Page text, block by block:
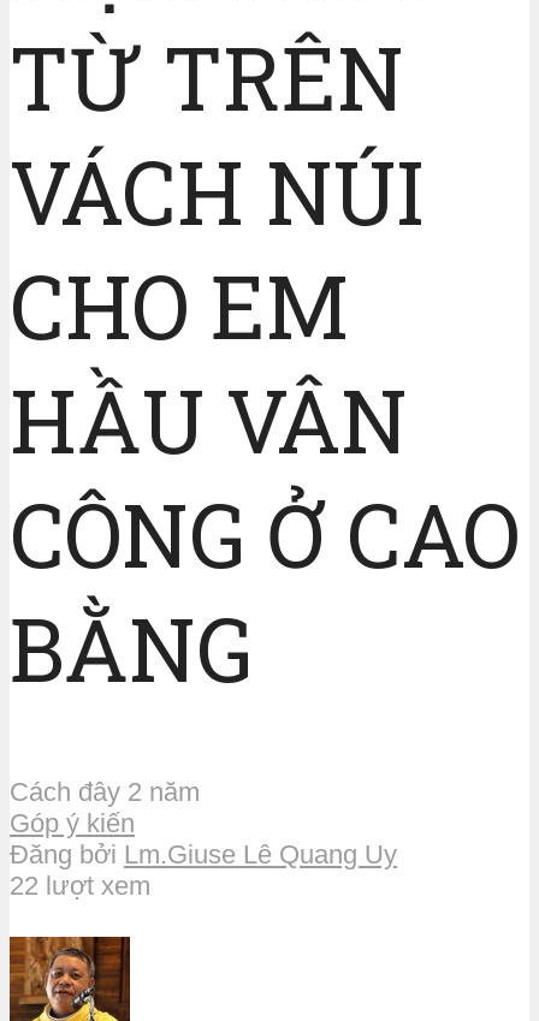
TỪ TRÊN
VÁCH NÚI
CHO EM
HẦU VÂN
CÔNG Ở CAO
BẰNG
Cách đây 2 năm
Góp ý kiến
Đăng bởi Lm.Giuse Lê Quang Uy
22 lượt xem